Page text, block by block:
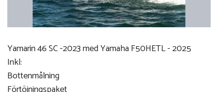
Yamarin 46 SC -2023 med Yamaha F50HETL - 2025
Inkl:
Bottenmålning